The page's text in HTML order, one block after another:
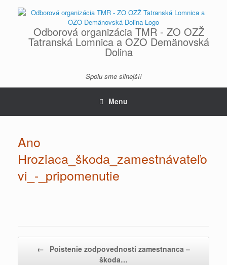
Odborová organizácia TMR - ZO OZŽ
Tatranská Lomnica a OZO Demänovská
Dolina
Spolu sme silnejší!
Menu
Ano
Hroziaca_škoda_zamestnávateľo
vi_-_pripomenutie
←
Poistenie zodpovednosti zamestnanca –
škoda…